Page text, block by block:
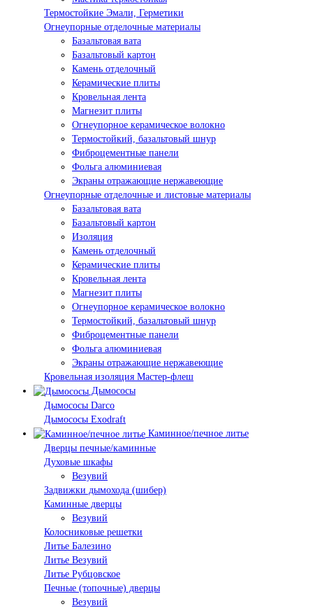
Термостойкие Эмали, Герметики
Огнеупорные отделочные материалы
Базальтовая вата
Базальтовый картон
Камень отделочный
Керамические плиты
Кровельная лента
Магнезит плиты
Огнеупорное керамическое волокно
Термостойкий, базальтовый шнур
Фиброцементные панели
Фольга алюминиевая
Экраны отражающие нержавеющие
Огнеупорные отделочные и листовые материалы
Базальтовая вата
Базальтовый картон
Изоляция
Камень отделочный
Керамические плиты
Кровельная лента
Магнезит плиты
Огнеупорное керамическое волокно
Термостойкий, базальтовый шнур
Фиброцементные панели
Фольга алюминиевая
Экраны отражающие нержавеющие
Кровельная изоляция Мастер-флеш
Дымососы
Дымососы Darco
Дымососы Exodraft
Каминное/печное литье
Дверцы печные/каминные
Духовые шкафы
Везувий
Задвижки дымохода (шибер)
Каминные дверцы
Везувий
Колосниковые решетки
Литье Балезино
Литье Везувий
Литье Рубцовское
Печные (топочные) дверцы
Везувий